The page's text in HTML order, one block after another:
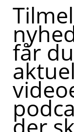
får